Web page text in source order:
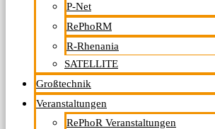
P-Net
RePhoRM
R-Rhenania
SATELLITE
Großtechnik
Veranstaltungen
RePhoR Veranstaltungen